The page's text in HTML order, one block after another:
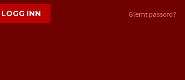
Glemt passord?